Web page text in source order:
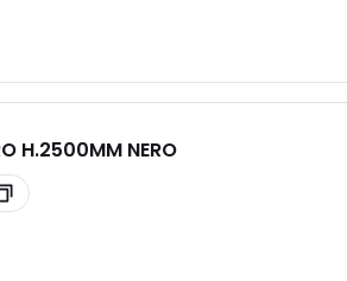
H.2500MM NERO